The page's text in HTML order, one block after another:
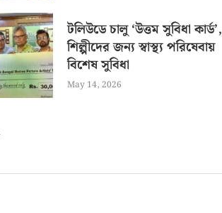
টলিউডে চালু ‘উত্তম সুবিধা কার্ড’,
শিল্পীদের জন্য স্বাস্থ্য পরিষেবায়
বিশেষ সুবিধা
May 14, 2026